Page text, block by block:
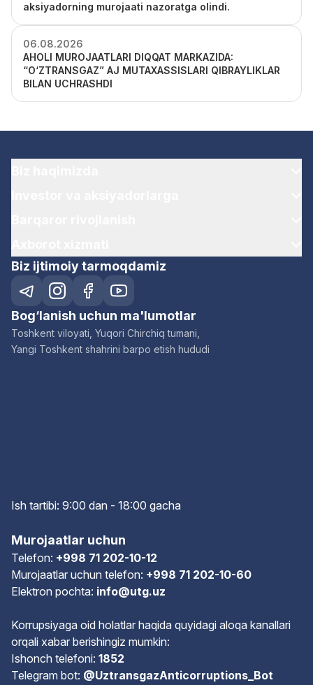
aksiyadorning murojaati nazoratga olindi.
06.08.2026
AHOLI MUROJAATLARI DIQQAT MARKAZIDA:
“O‘ZTRANSGAZ” AJ MUTAXASSISLARI QIBRAYLIKLAR
BILAN UCHRASHDI
Biz ijtimoiy tarmoqdamiz
Bog‘lanish uchun ma'lumotlar
Toshkent viloyati, Yuqori Chirchiq tumani,
Yangi Toshkent shahrini barpo etish hududi
Ish tartibi: 9:00 dan - 18:00 gacha
Murojaatlar uchun
Telefon: +998 71 202-10-12
Murojaatlar uchun telefon: +998 71 202-10-60
Elektron pochta: info@utg.uz
Korrupsiyaga oid holatlar haqida quyidagi aloqa kanallari
orqali xabar berishingiz mumkin:
Ishonch telefoni: 1852
Telegram bot: @UztransgazAnticorruptions_Bot